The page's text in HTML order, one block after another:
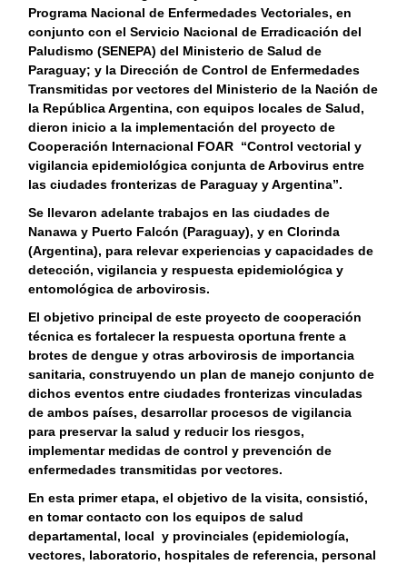
Programa Nacional de Enfermedades Vectoriales, en
conjunto con el Servicio Nacional de Erradicación del
Paludismo (SENEPA) del Ministerio de Salud de
Paraguay; y la Dirección de Control de Enfermedades
Transmitidas por vectores del Ministerio de la Nación de
la República Argentina, con equipos locales de Salud,
dieron inicio a la implementación del proyecto de
Cooperación Internacional FOAR “Control vectorial y
vigilancia epidemiológica conjunta de Arbovirus entre
las ciudades fronterizas de Paraguay y Argentina”.
Se llevaron adelante trabajos en las ciudades de
Nanawa y Puerto Falcón (Paraguay), y en Clorinda
(Argentina), para relevar experiencias y capacidades de
detección, vigilancia y respuesta epidemiológica y
entomológica de arbovirosis.
El objetivo principal de este proyecto de cooperación
técnica es fortalecer la respuesta oportuna frente a
brotes de dengue y otras arbovirosis de importancia
sanitaria, construyendo un plan de manejo conjunto de
dichos eventos entre ciudades fronterizas vinculadas
de ambos países, desarrollar procesos de vigilancia
para preservar la salud y reducir los riesgos,
implementar medidas de control y prevención de
enfermedades transmitidas por vectores.
En esta primer etapa, el objetivo de la visita, consistió,
en tomar contacto con los equipos de salud
departamental, local y provinciales (epidemiología,
vectores, laboratorio, hospitales de referencia, personal